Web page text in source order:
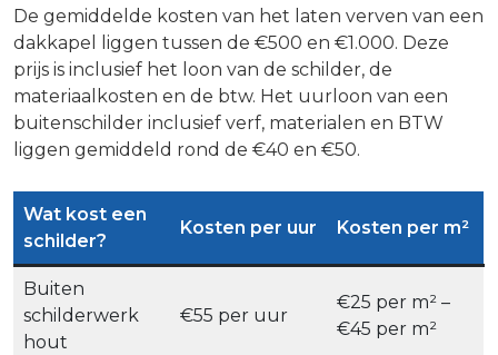
De gemiddelde kosten van het laten verven van een
dakkapel liggen tussen de €500 en €1.000. Deze
prijs is inclusief het loon van de schilder, de
materiaalkosten en de btw. Het uurloon van een
buitenschilder inclusief verf, materialen en BTW
liggen gemiddeld rond de €40 en €50.
Wat kost een
schilder?
Kosten per uur Kosten per m²
Buiten
schilderwerk
hout
€55 per uur
€25 per m² –
€45 per m²